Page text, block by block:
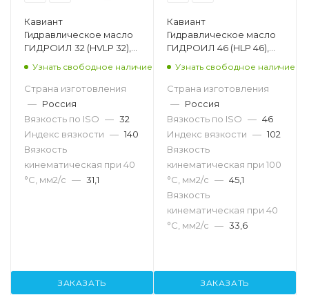
Кавиант
Гидравлическое масло
ГИДРОИЛ 32 (HVLP 32),
Узнать свободное наличие
Страна изготовления
— Россия
Вязкость по ISO — 32
Индекс вязкости — 140
Вязкость
кинематическая при 40
°С, мм2/с — 31,1
ЗАКАЗАТЬ
Кавиант
Гидравлическое масло
ГИДРОИЛ 46 (HLP 46),
Узнать свободное наличие
Страна изготовления
— Россия
Вязкость по ISO — 46
Индекс вязкости — 102
Вязкость
кинематическая при 100
°С, мм2/с — 45,1
Вязкость
кинематическая при 40
°С, мм2/с — 33,6
ЗАКАЗАТЬ